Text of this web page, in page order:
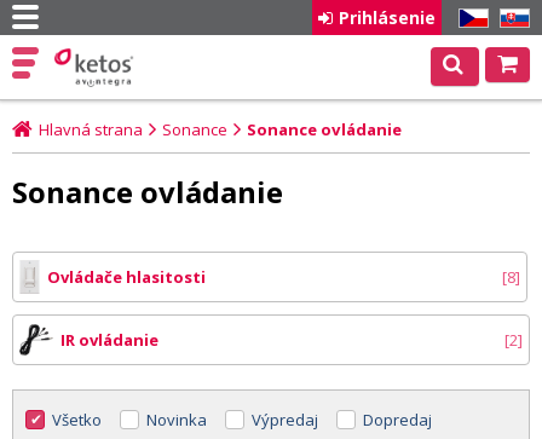
CZ SK
Prihlásenie
Hlavná strana Sonance Sonance ovládanie
Sonance ovládanie
Ovládače hlasitosti 8
IR ovládanie 2
Všetko Novinka Výpredaj
Dopredaj